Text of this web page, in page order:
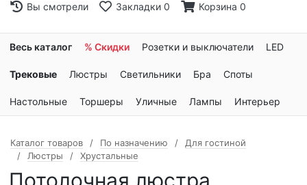
Вы смотрели Закладки 0 Корзина 0
Весь каталог % Скидки Розетки и выключатели LED
Трековые Люстры Светильники Бра Споты
Настольные Торшеры Уличные Лампы Интерьер
Каталог товаров По назначению
Для гостиной
Люстры
Хрустальные